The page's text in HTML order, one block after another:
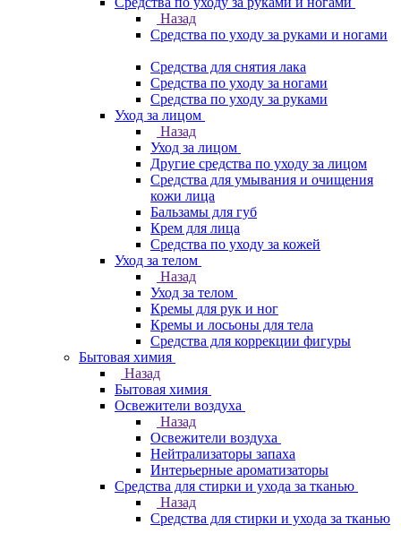
Назад
Средства по уходу за руками и ногами
Средства для снятия лака
Средства по уходу за ногами
Средства по уходу за руками
Уход за лицом
Назад
Уход за лицом
Другие средства по уходу за лицом
Средства для умывания и очищения
кожи лица
Бальзамы для губ
Крем для лица
Средства по уходу за кожей
Уход за телом
Назад
Уход за телом
Кремы для рук и ног
Кремы и лосьоны для тела
Средства для коррекции фигуры
Бытовая химия
Назад
Бытовая химия
Освежители воздуха
Назад
Освежители воздуха
Нейтрализаторы запаха
Интерьерные ароматизаторы
Средства для стирки и ухода за тканью
Назад
Средства для стирки и ухода за тканью